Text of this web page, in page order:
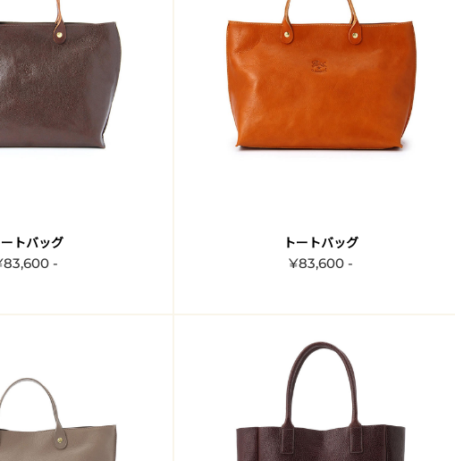
ートバッグ
-
トートバッグ
¥83,600 -